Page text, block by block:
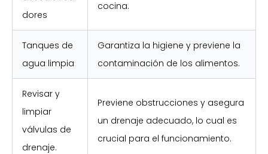
dores
cocina.
Tanques de
agua limpia
Garantiza la higiene y previene la
contaminación de los alimentos.
Revisar y
limpiar
válvulas de
drenaje.
Previene obstrucciones y asegura
un drenaje adecuado, lo cual es
crucial para el funcionamiento.